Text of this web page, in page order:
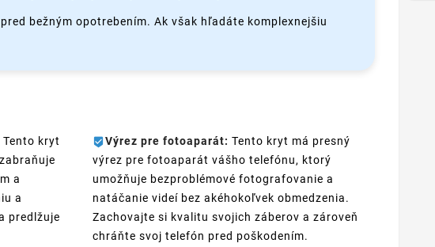
bežným opotrebením. Ak však hľadáte komplexnejšiu
Tento kryt
a
a
predlžuje
Výrez pre fotoaparát: Tento kryt má presný
výrez pre fotoaparát vášho telefónu, ktorý
umožňuje bezproblémové fotografovanie a
natáčanie videí bez akéhokoľvek obmedzenia.
Zachovajte si kvalitu svojich záberov a zároveň
chráňte svoj telefón pred poškodením.